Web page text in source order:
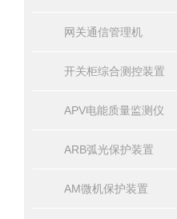
网关通信管理机
开关柜综合测控装置
APV电能质量监测仪
ARB弧光保护装置
AM微机保护装置